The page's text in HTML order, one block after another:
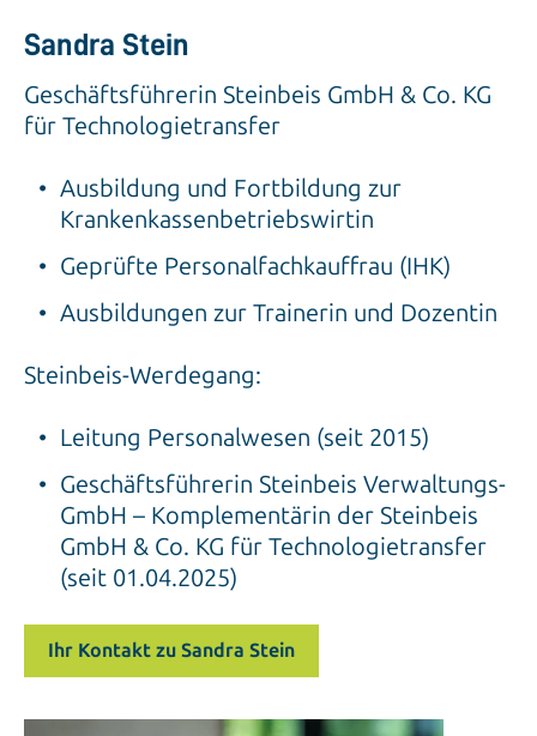
Sandra Stein
Geschäftsführerin Steinbeis GmbH & Co. KG
für Technologietransfer
Ausbildung und Fortbildung zur
Krankenkassenbetriebswirtin
Geprüfte Personalfachkauffrau (IHK)
Ausbildungen zur Trainerin und Dozentin
Steinbeis-Werdegang:
Leitung Personalwesen (seit 2015)
Geschäftsführerin Steinbeis Verwaltungs-
GmbH – Komplementärin der Steinbeis
GmbH & Co. KG für Technologietransfer
(seit 01.04.2025)
Ihr Kontakt zu Sandra Stein